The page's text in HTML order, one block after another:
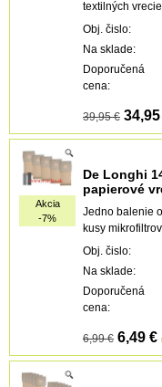
textilných
Obj. čislo:
Na sklade:
Doporučená
cena:
39,95 €
Akcia
-7%
De Longhi
papierové
Jedno balenie
kusy
Obj. čislo:
Na sklade:
Doporučená
cena:
6,99 € 6,49 €